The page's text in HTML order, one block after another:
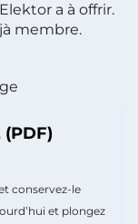
a à offrir.
membre.
(PDF)
conservez-le
et plongez